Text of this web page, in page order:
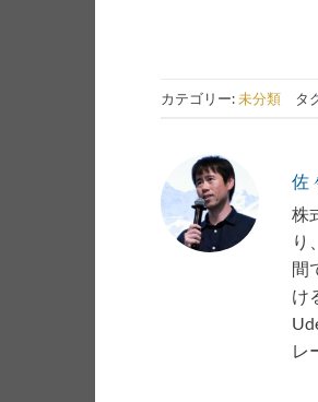
カテゴリー:未分類 タ
佐
株
り
間
け
レ